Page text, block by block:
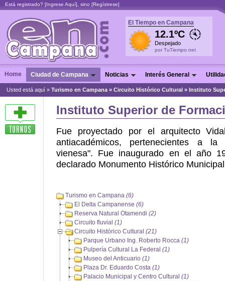
Está registrado? [Ingrese Aquí], sino [Regístrese]
El Tiempo en Campana
12.1ºC
Despejado
por TuTiempo.net
Home Ciudad de Campana Noticias Interés General
Usted está aquí » Turismo en Campana » Circuito Histórico Cultural » Instituto
Instituto Superior de
Fue proyectado por el arquitecto
antiacadémicos, pertenecientes a la
vienesa". Fue inaugurado en el año
declarado Monumento Histórico
Turismo en Campana (6)
El Delta Campanense (6)
Reserva Natural Otamendi (2)
Circuito fluvial (1)
Circuito Histórico Cultural (21)
Parque Urbano Ing. Roberto Rocca (1)
Pulpería Cultural La Federal (1)
Museo del Anticuario (1)
Plaza Dr. Eduardo Costa (1)
Palacio Municipal y Centro Cultural (1)